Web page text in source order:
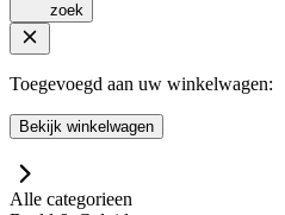
zoek
Toegevoegd aan uw winkelwagen:
Bekijk winkelwagen
Alle categorieen